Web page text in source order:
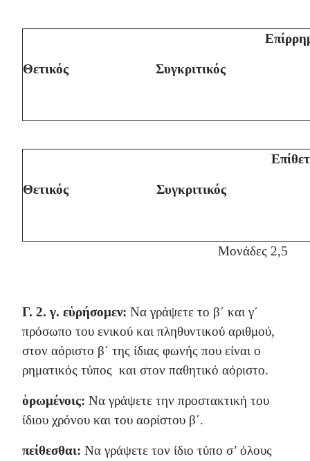
Θετικός Συγκριτικός
Θετικός Συγκριτικός
Μονάδες 2,5
Γ. 2. γ. εὑρήσομεν: Να γράψετε το β΄ και γ΄
πρόσωπο του ενικού και πληθυντικού αριθμού,
στον αόριστο β΄ της ίδιας φωνής που είναι ο
ρηματικός τύπος και στον παθητικό αόριστο.
ὁρωμένοις: Να γράψετε την προστακτική του
ίδιου χρόνου και του αορίστου β΄.
πείθεσθαι: Να γράψετε τον ίδιο τύπο σ’ όλους